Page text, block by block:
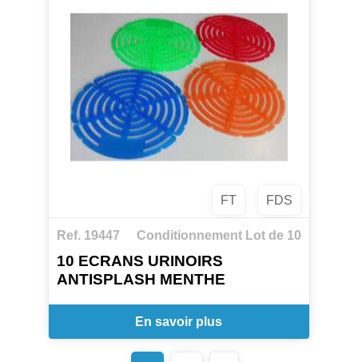
MODE D'EMPLOI
S'utilise pur.
Pulvériser sur la surface, laisser agir 5 mn,
nettoyer avec une éponge humide puis
rincer à l'eau claire.
CARACTERISTIQUES
pH : >12
FT FDS
Ref. 19447 Conditionnement Lot de 10
10 ECRANS URINOIRS
ANTISPLASH MENTHE
En savoir plus